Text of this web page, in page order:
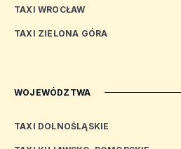
TAXI WROCŁAW
TAXI ZIELONA GÓRA
WOJEWÓDZTWA
TAXI DOLNOŚLĄSKIE